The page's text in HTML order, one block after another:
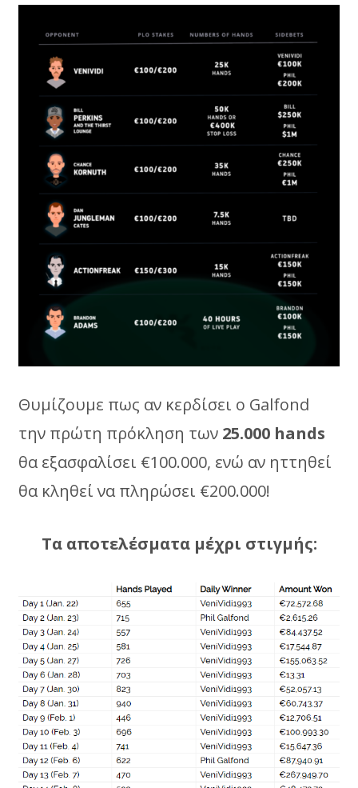
Θυμίζουμε πως αν κερδίσει ο Galfond
την πρώτη πρόκληση των 25.000 hands
θα εξασφαλίσει €100.000, ενώ αν ηττηθεί
θα κληθεί να πληρώσει €200.000!
Τα αποτελέσματα μέχρι στιγμής: